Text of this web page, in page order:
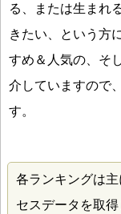
る、または生まれ
きたい、という方
すめ＆人気の、そ
介していますので
す。
各ランキングは
セスデータを取